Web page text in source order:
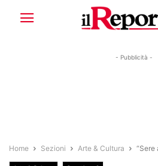
- Pubblicità -
Home Sezioni Arte & Cultura “Sere